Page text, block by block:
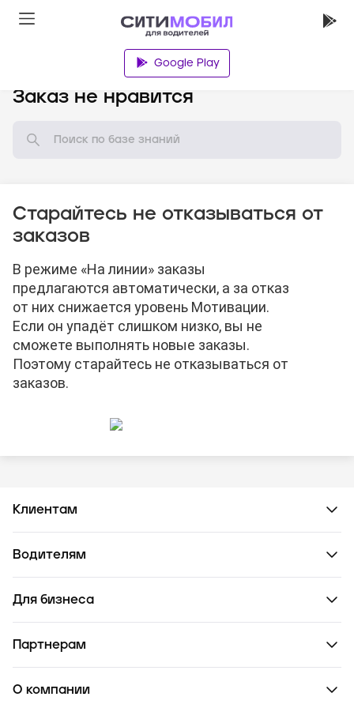
Google Play
Заказ не нравится
Старайтесь не отказываться от
заказов
В режиме «На линии» заказы
предлагаются автоматически, а за отказ
от них снижается уровень Мотивации.
Если он упадёт слишком низко, вы не
сможете выполнять новые заказы.
Поэтому старайтесь не отказываться от
заказов.
Клиентам
Водителям
Для бизнеса
Партнерам
О компании